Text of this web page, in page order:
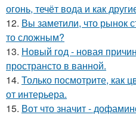
огонь, течёт вода и как
12. Вы заметили, что рынок
то сложным?
13. Новый год - новая
пространсто в ванной.
14. Только посмотрите, как
от интерьера.
15. Вот что значит -